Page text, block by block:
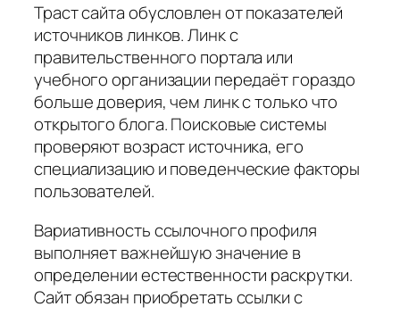
Траст сайта обусловлен от показателей
источников линков. Линк с
правительственного портала или
учебного организации передаёт гораздо
больше доверия, чем линк с только что
открытого блога. Поисковые системы
проверяют возраст источника, его
специализацию и поведенческие факторы
пользователей.
Вариативность ссылочного профиля
выполняет важнейшую значение в
определении естественности раскрутки.
Сайт обязан приобретать ссылки с